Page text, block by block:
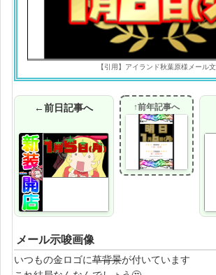
【引用】アイランド秋葉原様メール文
←前日記事へ ↑前年記事へ
メール示唆画像
いつもの金ロゴに草背景が付いています